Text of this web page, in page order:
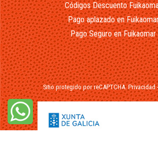
Códigos Descuento
Pago aplazado en
Pago Seguro en Fuikaomar
Sitio protegido por reCAPTCHA.Privacidad